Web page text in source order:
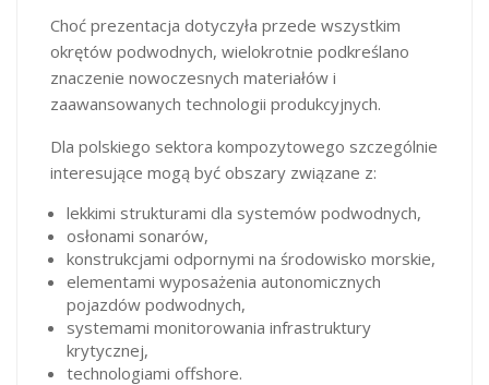
Choć prezentacja dotyczyła przede wszystkim
okrętów podwodnych, wielokrotnie podkreślano
znaczenie nowoczesnych materiałów i
zaawansowanych technologii produkcyjnych.
Dla polskiego sektora kompozytowego szczególnie
interesujące mogą być obszary związane z:
lekkimi strukturami dla systemów podwodnych,
osłonami sonarów,
konstrukcjami odpornymi na środowisko morskie,
elementami wyposażenia autonomicznych
pojazdów podwodnych,
systemami monitorowania infrastruktury
krytycznej,
technologiami offshore.